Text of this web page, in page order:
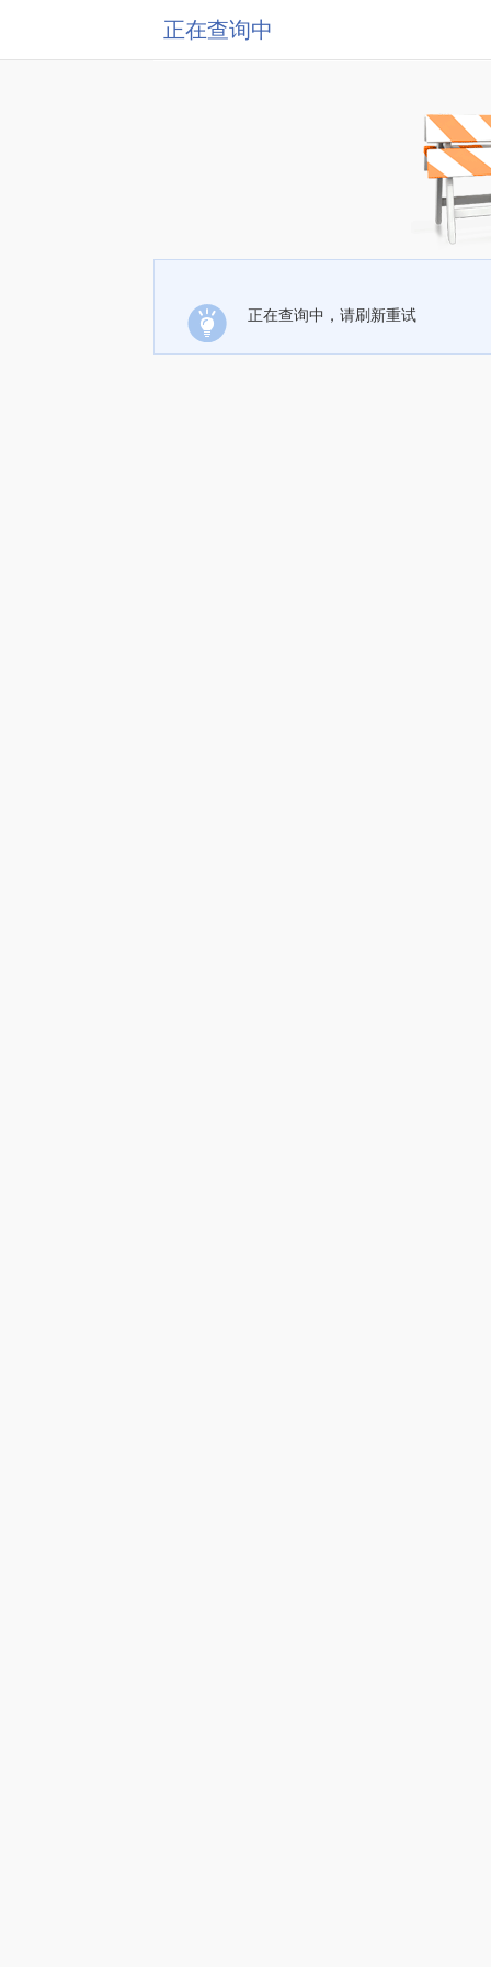
正在查询中
正在查询中，请刷新重试